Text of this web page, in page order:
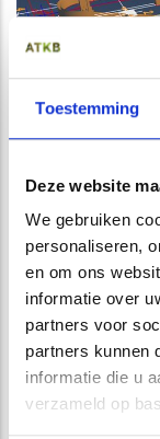
Toestemming
Deze website
We gebruiken
personaliseren,
en om ons
informatie over
partners voor
partners kunnen
informatie die u
verzameld op
Voorbeeld BIM
(paars) en kabels/
funderingsresten,